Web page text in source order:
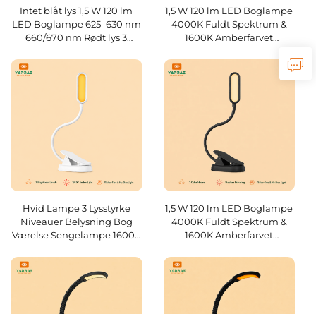
Intet blåt lys 1,5 W 120 lm
LED Boglampe 625–630 nm
660/670 nm Rødt lys 3
Læselampe Sort krop
1,5 W 120 lm LED Boglampe
4000K Fuldt Spektrum &
1600K Amberfarvet
Lampekrop Boglampe
Hvid Lampe 3 Lysstyrke
Niveauer Belysning Bog
Værelse Sengelampe 1600K
1,5 W 120 lm LED Boglampe
4000K Fuldt Spektrum &
1600K Amberfarvet
Lampekrop Boglampe